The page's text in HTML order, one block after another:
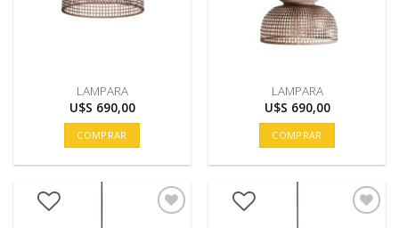
LAMPARA
U$S 690,00
COMPRAR
LAMPARA
U$S 690,00
COMPRAR